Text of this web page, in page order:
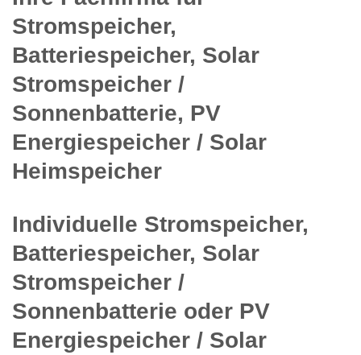
Stromspeicher,
Batteriespeicher, Solar
Stromspeicher /
Sonnenbatterie, PV
Energiespeicher / Solar
Heimspeicher
Individuelle Stromspeicher,
Batteriespeicher, Solar
Stromspeicher /
Sonnenbatterie oder PV
Energiespeicher / Solar